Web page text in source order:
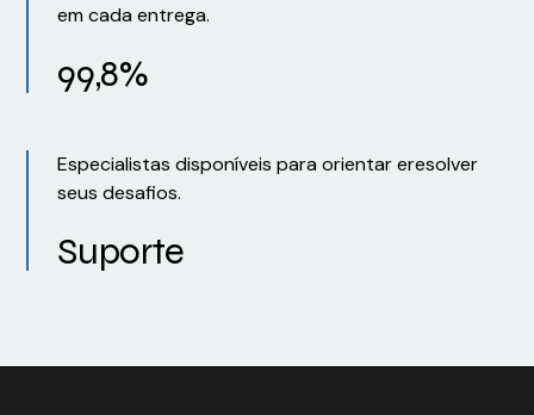
em cada entrega.
99,8%
Especialistas disponíveis para orientar eresolver
seus desafios.
Suporte